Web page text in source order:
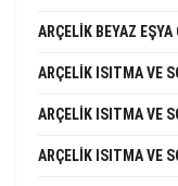
ARÇELIK BEYAZ
ARÇELIK ISITMA VE
ARÇELIK ISITMA VE
ARÇELIK ISITMA VE